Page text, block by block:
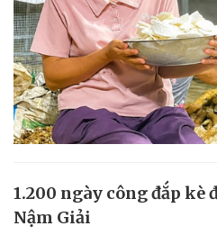
1.200 ngày công đắp kè
Nậm Giải